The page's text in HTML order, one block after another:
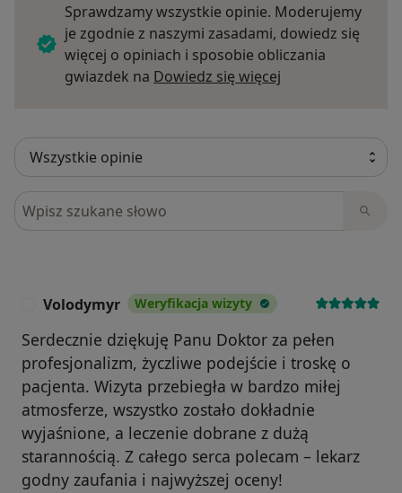
Sprawdzamy wszystkie opinie. Moderujemy
je zgodnie z naszymi zasadami, dowiedz się
więcej o opiniach i sposobie obliczania
gwiazdek na Dowiedz się więcej
Szukaj w opiniach
Volodymyr Weryfikacja wizyty
Serdecznie dziękuję Panu Doktor za pełen
profesjonalizm, życzliwe podejście i troskę o
pacjenta. Wizyta przebiegła w bardzo miłej
atmosferze, wszystko zostało dokładnie
wyjaśnione, a leczenie dobrane z dużą
starannością. Z całego serca polecam – lekarz
godny zaufania i najwyższej oceny!